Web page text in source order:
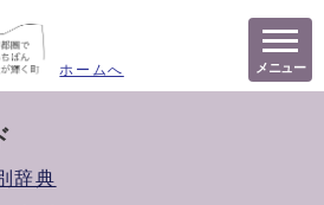
ホームへ メニュー
辞典